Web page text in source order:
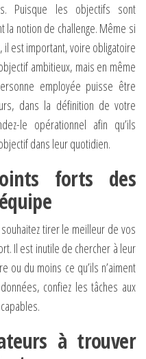
Puisque les objectifs sont
la notion de challenge. Même si
il est important, voire obligatoire
ambitieux, mais en même
employée puisse être
dans la définition de votre
le opérationnel afin qu’ils
dans leur quotidien.
forts des
tirer le meilleur de vos
Il est inutile de chercher à leur
ou du moins ce qu’ils n’aiment
confiez les tâches aux
à trouver